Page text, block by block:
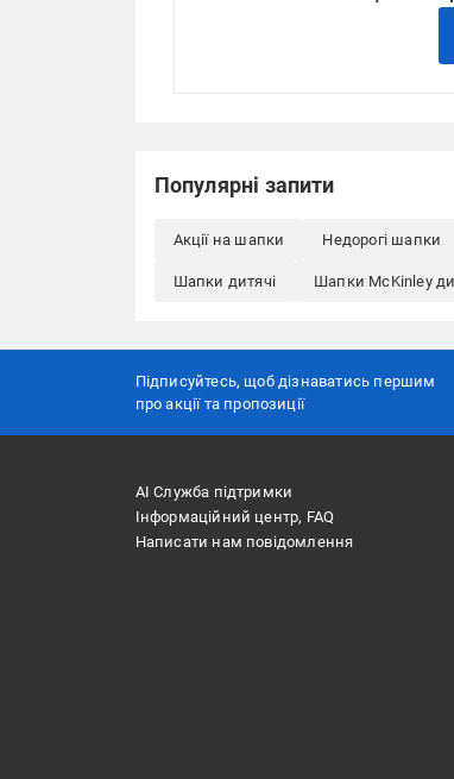
Популярні запити
Акції на шапки Недорогі шапки
Шапки дитячі Шапки McKinley
Підписуйтесь, щоб дізнаватись першим
про акції та пропозиції
АІ Служба підтримки
Інформаційний центр, FAQ
Написати нам повідомлення